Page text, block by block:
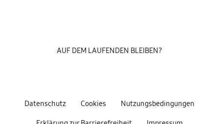
Datenschutz Cookies Nutzungsbedingungen
AUF DEM LAUFENDEN BLEIBEN?